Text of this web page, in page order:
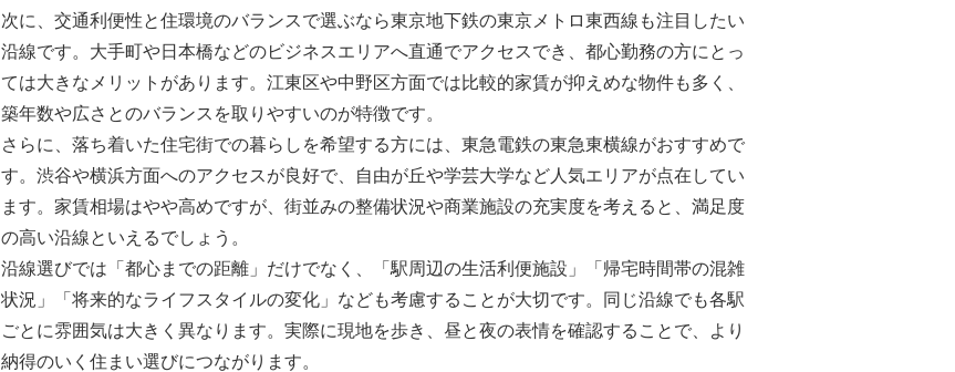
次に、交通利便性と住環境のバランスで選ぶなら東京地下鉄の東京メトロ東西線 も注目したい
沿線です。大手町や日本橋などのビジネスエリアへ直通でアクセスでき、都心勤務の方にとっ
ては大きなメリットがあります。江東区や中野区方面では比較的家賃が抑えめな物件も多く、
築年数や広さとのバランスを取りやすいのが特徴です。
さらに、落ち着いた住宅街での暮らしを希望する方には、 東急電鉄の東急東横線がおすすめで
す。渋谷や横浜方面へのアクセスが良好で、自由が丘や学芸大学など人気エリアが点在してい
ます。家賃相場はやや高めですが、街並みの整備状況や商業施設の充実度を考えると、満足度
の高い沿線といえるでしょう。
沿線選びでは「都心までの距離」だけでなく、「駅周辺の生活利便施設」「帰宅時間帯の混雑
状況」「将来的なライフスタイルの変化」なども考慮することが大切です。同じ沿線でも各駅
ごとに雰囲気は大きく異なります。実際に現地を歩き、昼と夜の表情を確認することで、より
納得のいく住まい選びにつながります。